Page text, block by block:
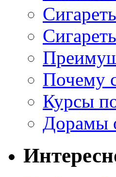
Почему
Курсы
Дорамы